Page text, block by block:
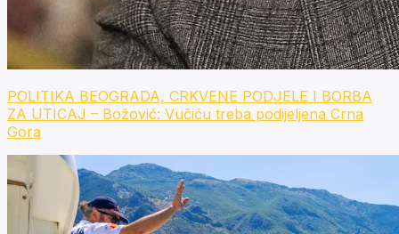
POLITIKA BEOGRADA, CRKVENE PODJELE I BORBA
ZA UTICAJ – Božović: Vučiću treba podijeljena Crna
Gora